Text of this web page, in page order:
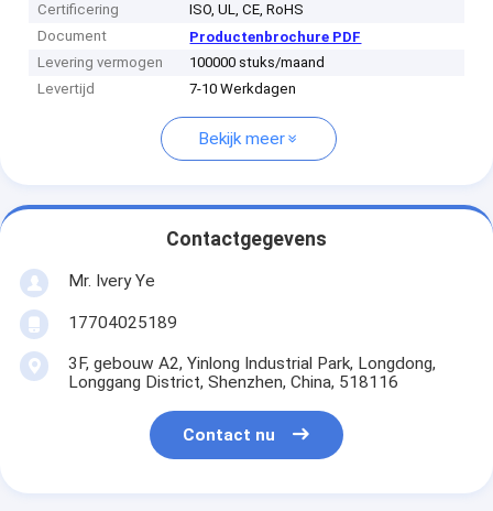
Certificering
ISO, UL, CE, RoHS
Document
Productenbrochure PDF
Levering vermogen
100000 stuks/maand
Levertijd
7-10 Werkdagen
Bekijk meer
Contactgegevens
Mr. Ivery Ye
17704025189
3F, gebouw A2, Yinlong Industrial Park, Longdong,
Longgang District, Shenzhen, China, 518116
Contact nu